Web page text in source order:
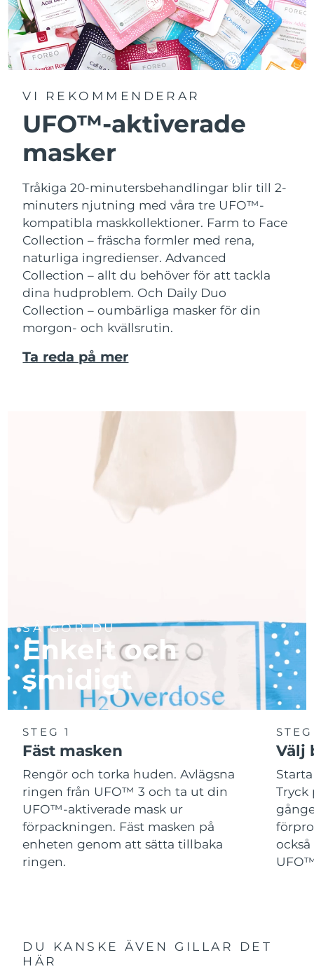
VI REKOMMENDERAR
UFO™-aktiverade
masker
Tråkiga 20-minutersbehandlingar blir till 2-
minuters njutning med våra tre UFO™-
kompatibla maskkollektioner. Farm to Face
Collection – fräscha formler med rena,
naturliga ingredienser. Advanced
Collection – allt du behöver för att tackla
dina hudproblem. Och Daily Duo
Collection – oumbärliga masker för din
morgon- och kvällsrutin.
Ta reda på mer
SÅ GÖR DU
Enkelt och
smidigt
STEG 1
Fäst masken
Rengör och torka huden. Avlägsna
ringen från UFO™ 3 och ta ut din
UFO™-aktiverade mask ur
förpackningen. Fäst masken på
enheten genom att sätta tillbaka
ringen.
Välj
Tryck
DU KANSKE ÄVEN GILLAR DET
HÄR